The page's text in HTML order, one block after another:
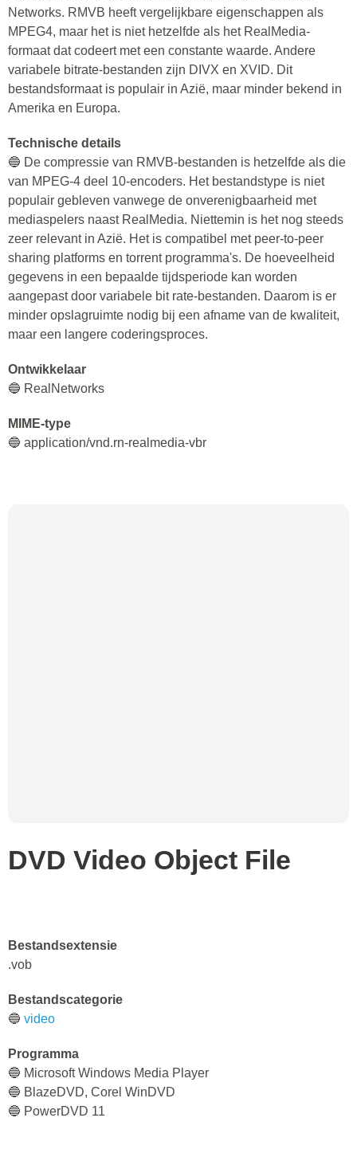
Networks. RMVB heeft vergelijkbare eigenschappen als
MPEG4, maar het is niet hetzelfde als het RealMedia-
formaat dat codeert met een constante waarde. Andere
variabele bitrate-bestanden zijn DIVX en XVID. Dit
bestandsformaat is populair in Azië, maar minder bekend in
Amerika en Europa.
Technische details
🔵 De compressie van RMVB-bestanden is hetzelfde als die
van MPEG-4 deel 10-encoders. Het bestandstype is niet
populair gebleven vanwege de onverenigbaarheid met
mediaspelers naast RealMedia. Niettemin is het nog steeds
zeer relevant in Azië. Het is compatibel met peer-to-peer
sharing platforms en torrent programma's. De hoeveelheid
gegevens in een bepaalde tijdsperiode kan worden
aangepast door variabele bit rate-bestanden. Daarom is er
minder opslagruimte nodig bij een afname van de kwaliteit,
maar een langere coderingsproces.
Ontwikkelaar
🔵 RealNetworks
MIME-type
🔵 application/vnd.rn-realmedia-vbr
DVD Video Object File
Bestandsextensie
.vob
Bestandscategorie
🔵 video
Programma
🔵 Microsoft Windows Media Player
🔵 BlazeDVD, Corel WinDVD
🔵 PowerDVD 11